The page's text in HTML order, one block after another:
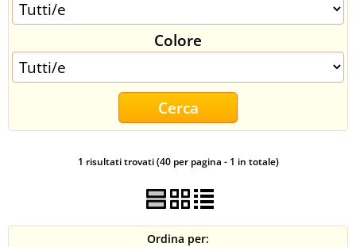
SPEDIZIONI
PAGAMENTI
Colore
1 risultati trovati (40 per pagina - 1 in totale)
Ordina per: